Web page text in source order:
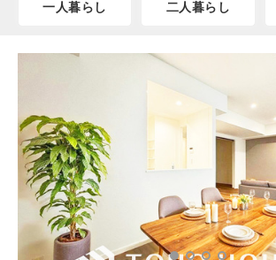
一人暮らし 二人暮らし